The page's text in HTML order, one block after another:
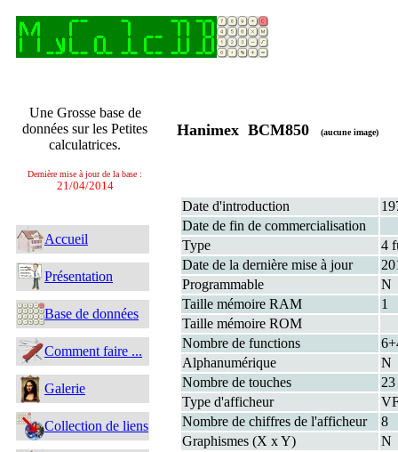
Une Grosse base de
données sur les Petites
calculatrices.
Dernière mise à jour de la base :
21/04/2014
Accueil
Présentation
Base de données
Comment faire ...
Galerie
Collection de liens
Hanimex BCM850 (aucune image)
Date d'introduction
Date de fin de commercialisation
Type
4
Date de la dernière mise à jour
Programmable
N
Taille mémoire RAM
1
Taille mémoire ROM
Nombre de functions
Alphanumérique
N
Nombre de touches
23
Type d'afficheur
Nombre de chiffres de l'afficheur
8
Graphismes (X x Y)
N